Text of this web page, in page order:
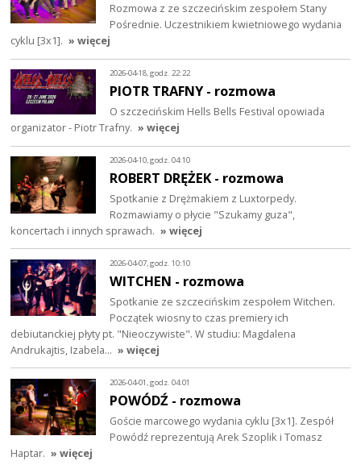
Rozmowa z ze szczecińskim zespołem Stany
Pośrednie. Uczestnikiem kwietniowego wydania
cyklu [3x1]. » więcej
2026-04-18, godz. 22:22
PIOTR TRAFNY - rozmowa
O szczecińskim Hells Bells Festival opowiada
organizator - Piotr Trafny. » więcej
2026-04-10, godz. 04:10
ROBERT DRĘŻEK - rozmowa
Spotkanie z Drężmakiem z Luxtorpedy.
Rozmawiamy o płycie "Szukamy guza",
koncertach i innych sprawach. » więcej
2026-04-07, godz. 10:10
WITCHEN - rozmowa
Spotkanie ze szczecińskim zespołem Witchen.
Początek wiosny to czas premiery ich
debiutanckiej płyty pt. "Nieoczywiste". W studiu: Magdalena
Andrukajtis, Izabela… » więcej
2026-04-01, godz. 04:01
POWÓDŹ - rozmowa
Goście marcowego wydania cyklu [3x1]. Zespół
Powódź reprezentują Arek Szoplik i Tomasz
Haptar. » więcej